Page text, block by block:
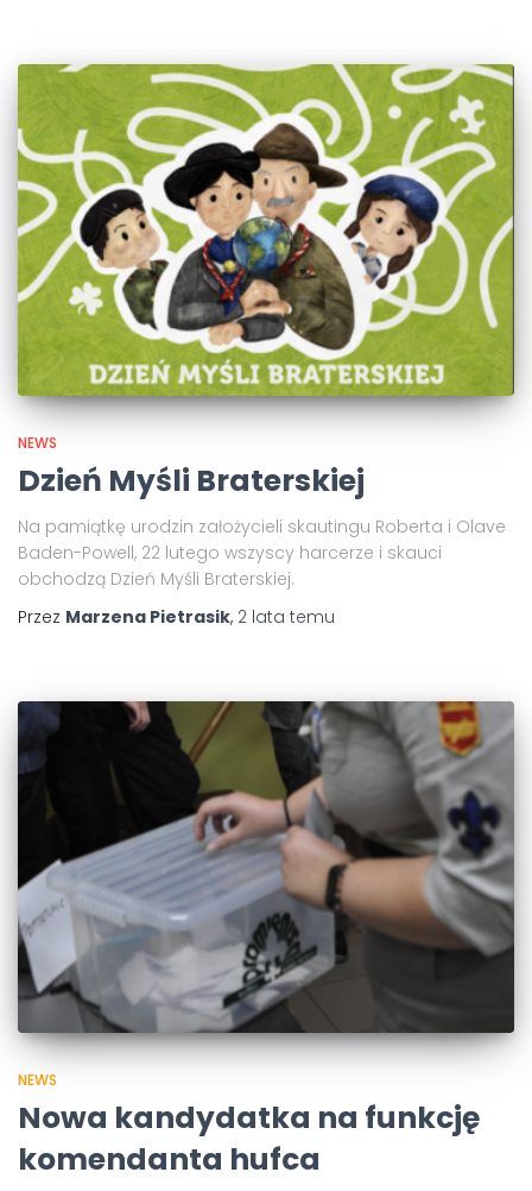
NEWS
Dzień Myśli Braterskiej
Na pamiątkę urodzin założycieli skautingu Roberta i Olave
Baden-Powell, 22 lutego wszyscy harcerze i skauci
obchodzą Dzień Myśli Braterskiej.
Przez Marzena Pietrasik, 2 lata temu
NEWS
Nowa kandydatka na funkcję
komendanta hufca